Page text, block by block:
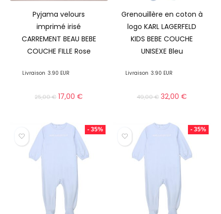
Pyjama velours
imprimé irisé
CARREMENT BEAU BEBE
COUCHE FILLE Rose
Livraison 3.90 EUR
25,00€ 17,00€
Grenouillère en coton à
logo KARL LAGERFELD
KIDS BEBE COUCHE
UNISEXE Bleu
Livraison 3.90 EUR
49,00€ 32,00€
- 35% - 35%